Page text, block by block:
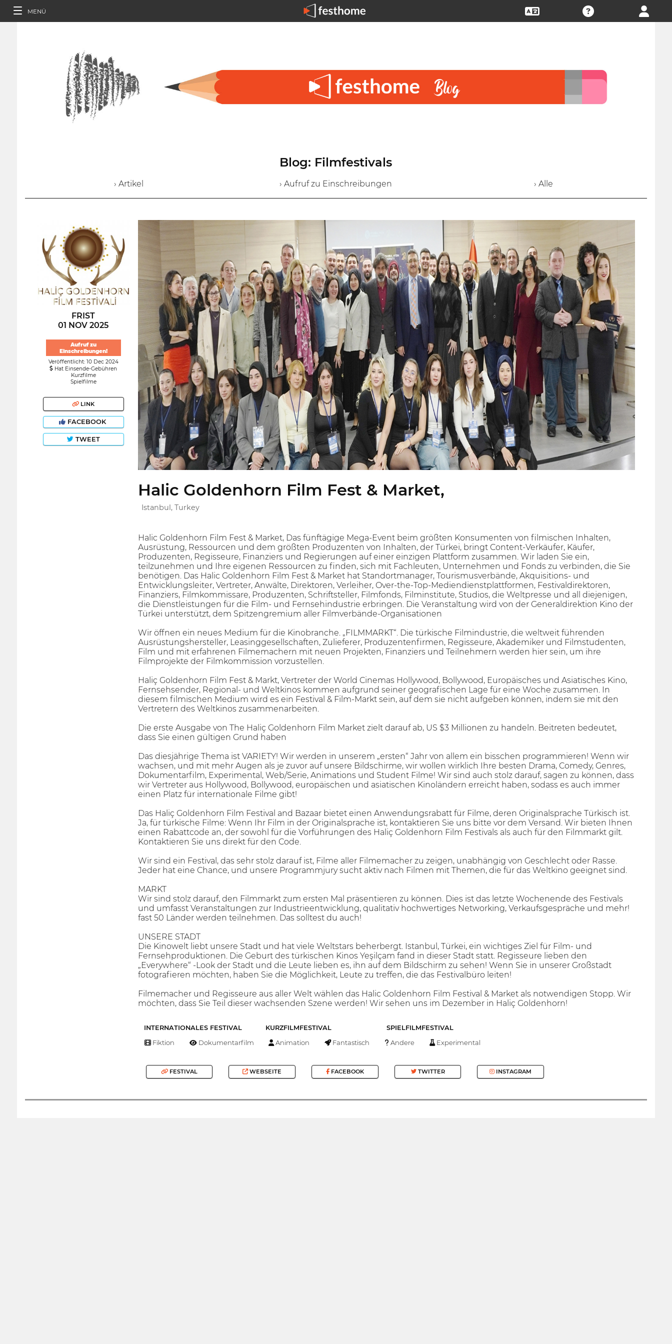
MENÜ
Blog: Filmfestivals
› Artikel › Aufruf zu Einschreibungen › Alle
FRIST
01 NOV 2025
Aufruf zu
Einschreibungen!
Veröffentlicht: 10 Dec 2024
Hat Einsende-Gebühren
Kurzfilme
Spielfilme
LINK
FACEBOOK
TWEET
Halic Goldenhorn Film Fest & Market,
Istanbul, Turkey
Halic Goldenhorn Film Fest & Market, Das fünftägige Mega-Event beim größten Konsumenten von filmischen Inhalten,
Ausrüstung, Ressourcen und dem größten Produzenten von Inhalten, der Türkei, bringt Content-Verkäufer, Käufer,
Produzenten, Regisseure, Finanziers und Regierungen auf einer einzigen Plattform zusammen. Wir laden Sie ein,
teilzunehmen und Ihre eigenen Ressourcen zu finden, sich mit Fachleuten, Unternehmen und Fonds zu verbinden, die Sie
benötigen. Das Halic Goldenhorn Film Fest & Market hat Standortmanager, Tourismusverbände, Akquisitions- und
Entwicklungsleiter, Vertreter, Anwälte, Direktoren, Verleiher, Over-the-Top-Mediendienstplattformen, Festivaldirektoren,
Finanziers, Filmkommissare, Produzenten, Schriftsteller, Filmfonds, Filminstitute, Studios, die Weltpresse und all diejenigen,
die Dienstleistungen für die Film- und Fernsehindustrie erbringen. Die Veranstaltung wird von der Generaldirektion Kino der
Türkei unterstützt, dem Spitzengremium aller Filmverbände-Organisationen
Wir öffnen ein neues Medium für die Kinobranche. „FILMMARKT“. Die türkische Filmindustrie, die weltweit führenden
Ausrüstungshersteller, Leasinggesellschaften, Zulieferer, Produzentenfirmen, Regisseure, Akademiker und Filmstudenten,
Film und mit erfahrenen Filmemachern mit neuen Projekten, Finanziers und Teilnehmern werden hier sein, um ihre
Filmprojekte der Filmkommission vorzustellen.
Haliç Goldenhorn Film Fest & Markt, Vertreter der World Cinemas Hollywood, Bollywood, Europäisches und Asiatisches Kino,
Fernsehsender, Regional- und Weltkinos kommen aufgrund seiner geografischen Lage für eine Woche zusammen. In
diesem filmischen Medium wird es ein Festival & Film-Markt sein, auf dem sie nicht aufgeben können, indem sie mit den
Vertretern des Weltkinos zusammenarbeiten.
Die erste Ausgabe von The Haliç Goldenhorn Film Market zielt darauf ab, US $3 Millionen zu handeln. Beitreten bedeutet,
dass Sie einen gültigen Grund haben
Das diesjährige Thema ist VARIETY! Wir werden in unserem „ersten“ Jahr von allem ein bisschen programmieren! Wenn wir
wachsen, und mit mehr Augen als je zuvor auf unsere Bildschirme, wir wollen wirklich Ihre besten Drama, Comedy, Genres,
Dokumentarfilm, Experimental, Web/Serie, Animations und Student Filme! Wir sind auch stolz darauf, sagen zu können, dass
wir Vertreter aus Hollywood, Bollywood, europäischen und asiatischen Kinoländern erreicht haben, sodass es auch immer
einen Platz für internationale Filme gibt!
Das Haliç Goldenhorn Film Festival and Bazaar bietet einen Anwendungsrabatt für Filme, deren Originalsprache Türkisch ist.
Ja, für türkische Filme: Wenn Ihr Film in der Originalsprache ist, kontaktieren Sie uns bitte vor dem Versand. Wir bieten Ihnen
einen Rabattcode an, der sowohl für die Vorführungen des Haliç Goldenhorn Film Festivals als auch für den Filmmarkt gilt.
Kontaktieren Sie uns direkt für den Code.
Wir sind ein Festival, das sehr stolz darauf ist, Filme aller Filmemacher zu zeigen, unabhängig von Geschlecht oder Rasse.
Jeder hat eine Chance, und unsere Programmjury sucht aktiv nach Filmen mit Themen, die für das Weltkino geeignet sind.
MARKT
Wir sind stolz darauf, den Filmmarkt zum ersten Mal präsentieren zu können. Dies ist das letzte Wochenende des Festivals
und umfasst Veranstaltungen zur Industrieentwicklung, qualitativ hochwertiges Networking, Verkaufsgespräche und mehr!
fast 50 Länder werden teilnehmen. Das solltest du auch!
UNSERE STADT
Die Kinowelt liebt unsere Stadt und hat viele Weltstars beherbergt. Istanbul, Türkei, ein wichtiges Ziel für Film- und
Fernsehproduktionen. Die Geburt des türkischen Kinos Yeşilçam fand in dieser Stadt statt. Regisseure lieben den
„Everywhere“ -Look der Stadt und die Leute lieben es, ihn auf dem Bildschirm zu sehen! Wenn Sie in unserer Großstadt
fotografieren möchten, haben Sie die Möglichkeit, Leute zu treffen, die das Festivalbüro leiten!
Filmemacher und Regisseure aus aller Welt wählen das Halic Goldenhorn Film Festival & Market als notwendigen Stopp. Wir
möchten, dass Sie Teil dieser wachsenden Szene werden! Wir sehen uns im Dezember in Haliç Goldenhorn!
INTERNATIONALES FESTIVAL KURZFILMFESTIVAL SPIELFILMFESTIVAL
Fiktion Dokumentarfilm Animation Fantastisch Andere Experimental
FESTIVAL WEBSEITE FACEBOOK TWITTER INSTAGRAM